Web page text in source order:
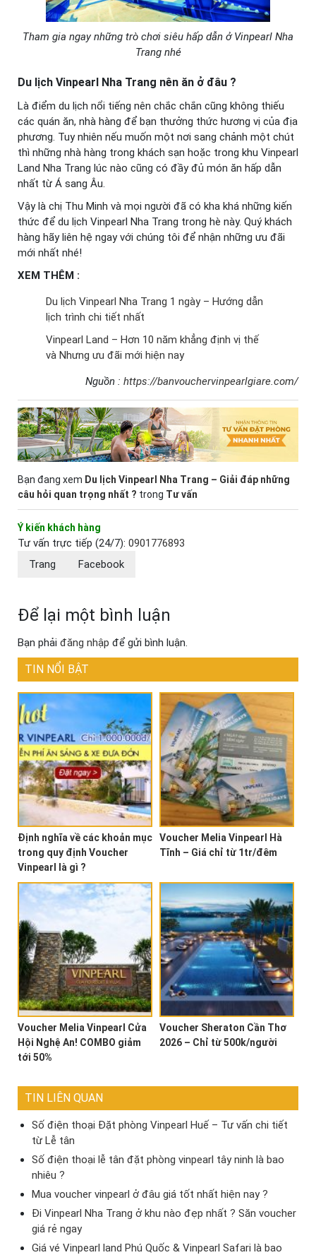
Tham gia ngay những trò chơi siêu hấp dẫn ở Vinpearl Nha
Trang nhé
Du lịch Vinpearl Nha Trang nên ăn ở đâu ?
Là điểm du lịch nổi tiếng nên chắc chắn cũng không thiếu
các quán ăn, nhà hàng để bạn thưởng thức hương vị của địa
phương. Tuy nhiên nếu muốn một nơi sang chảnh một chút
thì những nhà hàng trong khách sạn hoặc trong khu Vinpearl
Land Nha Trang lúc nào cũng có đầy đủ món ăn hấp dẫn
nhất từ Á sang Âu.
Vậy là chị Thu Minh và mọi người đã có kha khá những kiến
thức để du lịch Vinpearl Nha Trang trong hè này. Quý khách
hàng hãy liên hệ ngay với chúng tôi để nhận những ưu đãi
mới nhất nhé!
XEM THÊM :
Du lịch Vinpearl Nha Trang 1 ngày – Hướng dẫn
lịch trình chi tiết nhất
Vinpearl Land – Hơn 10 năm khẳng định vị thế
và Nhưng ưu đãi mới hiện nay
Nguồn : https://banvouchervinpearlgiare.com/
Bạn đang xem Du lịch Vinpearl Nha Trang – Giải đáp những
câu hỏi quan trọng nhất ? trong Tư vấn
Ý kiến khách hàng
Tư vấn trực tiếp (24/7): 0901776893
Trang
Facebook
Để lại một bình luận
Bạn phải đăng nhập để gửi bình luận.
TIN NỔI BẬT
Định nghĩa về các khoản mục
trong quy định Voucher
Vinpearl là gì ?
Voucher Melia Vinpearl Hà
Tĩnh – Giá chỉ từ 1tr/đêm
Voucher Melia Vinpearl Cửa
Hội Nghệ An! COMBO giảm
tới 50%
Voucher Sheraton Cần Thơ
2026 – Chỉ từ 500k/người
TIN LIÊN QUAN
Số điện thoại Đặt phòng Vinpearl Huế – Tư vấn chi tiết
từ Lễ tân
Số điện thoại lễ tân đặt phòng vinpearl tây ninh là bao
nhiêu ?
Mua voucher vinpearl ở đâu giá tốt nhất hiện nay ?
Đi Vinpearl Nha Trang ở khu nào đẹp nhất ? Săn voucher
giá rẻ ngay
Giá vé Vinpearl land Phú Quốc & Vinpearl Safari là bao